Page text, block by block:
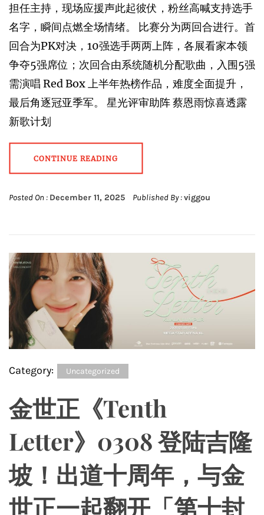
担任主持，现场应援声此起彼伏，粉丝高喊支持选手
名字，瞬间点燃全场情绪。 比赛分为两回合进行。首
回合为PK对决，10强选手两两上阵，各展看家本领
争夺5强席位；次回合由系统随机分配歌曲，入围5强
需演唱 Red Box 上半年热榜作品，难度全面提升，
最后角逐冠亚季军。 星光评审助阵 蔡恩雨惊喜透露
新歌计划
CONTINUE READING
Posted On : December 11, 2025 Published By :viggou
Category: Uncategorized
⾦世正《Tenth
Letter》0308 登陆吉隆
坡！出道⼗周年，与⾦
世正⼀起翻开「第⼗封